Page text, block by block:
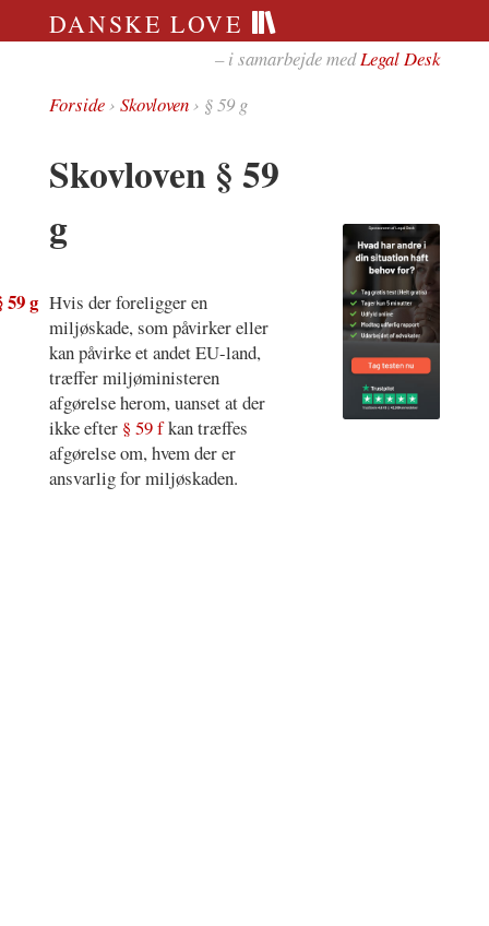
DANSKE LOVE
– i samarbejde medLegal Desk
Forside› Skovloven› § 59 g
Skovloven § 59
g
59 g Hvis der foreligger en
miljøskade, som påvirker eller
kan påvirke et andet EU-land,
træffer miljøministeren
afgørelse herom, uanset at der
ikke efter § 59 fkan træffes
afgørelse om, hvem der er
ansvarlig for miljøskaden.